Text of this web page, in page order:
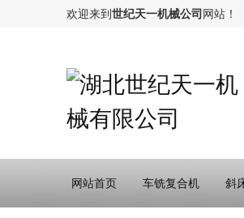
欢迎来到世纪天一机械公司 网站！
网站首页 车铣复合机 斜